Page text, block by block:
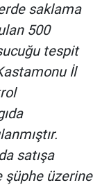
saklama
500
tespit
İl
satışa
şüphe üzerine